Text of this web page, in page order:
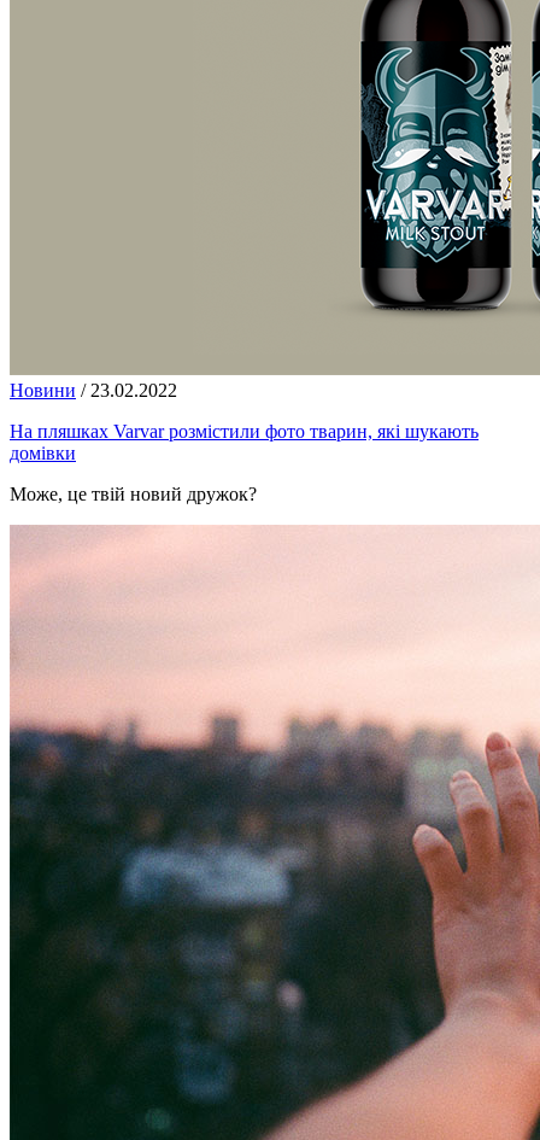
Новини / 23.02.2022
На пляшках Varvar розмістили фото тварин, які шукають
домівки
Може, це твій новий дружок?